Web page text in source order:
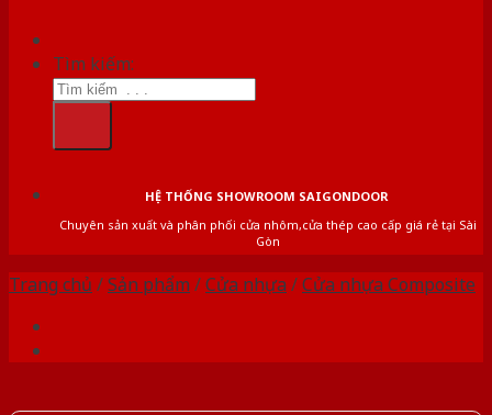
Tìm kiếm:
HỆ THỐNG SHOWROOM SAIGONDOOR
Chuyên sản xuất và phân phối cửa nhôm,cửa thép cao cấp giá rẻ tại Sài
Gòn
Trang chủ /Sản phẩm /Cửa nhựa /Cửa nhựa Composite